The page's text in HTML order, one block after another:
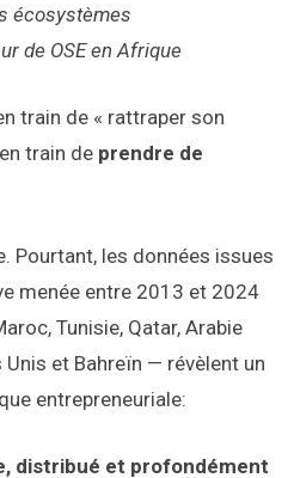
écosystèmes
de OSE en Afrique
train de « rattraper son
train de prendre de
Pourtant, les données issues
menée entre 2013 et 2024
Tunisie, Qatar, Arabie
et Bahreïn — révèlent un
entrepreneuriale:
distribué et profondément